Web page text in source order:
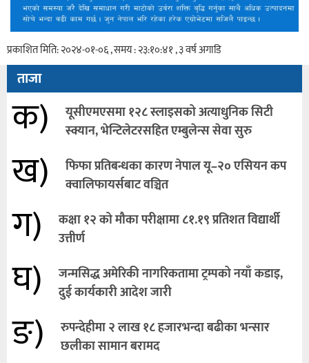
प्रकाशित मिति: २०२४-०१-०६ , समय : २३:१०:४१ , ३ वर्ष अगाडि
ताजा
क)
यूसीएमएसमा १२८ स्लाइसको अत्याधुनिक सिटी
स्क्यान, भेन्टिलेटरसहित एम्बुलेन्स सेवा सुरु
ख)
फिफा प्रतिबन्धका कारण नेपाल यू–२० एसियन कप
क्वालिफायर्सबाट वञ्चित
ग)
कक्षा १२ को मौका परीक्षामा ८१.१९ प्रतिशत विद्यार्थी
उत्तीर्ण
घ)
जन्मसिद्ध अमेरिकी नागरिकतामा ट्रम्पको नयाँ कडाइ,
दुई कार्यकारी आदेश जारी
ङ)
रुपन्देहीमा २ लाख १८ हजारभन्दा बढीका भन्सार
छलीका सामान बरामद